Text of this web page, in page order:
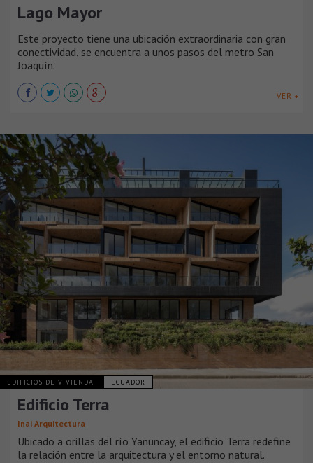
Lago Mayor
Este proyecto tiene una ubicación extraordinaria con gran
conectividad, se encuentra a unos pasos del metro San
Joaquín.
VER +
EDIFICIOS DE VIVIENDA ECUADOR
Edificio Terra
Inai Arquitectura
Ubicado a orillas del río Yanuncay, el edificio Terra redefine
la relación entre la arquitectura y el entorno natural.